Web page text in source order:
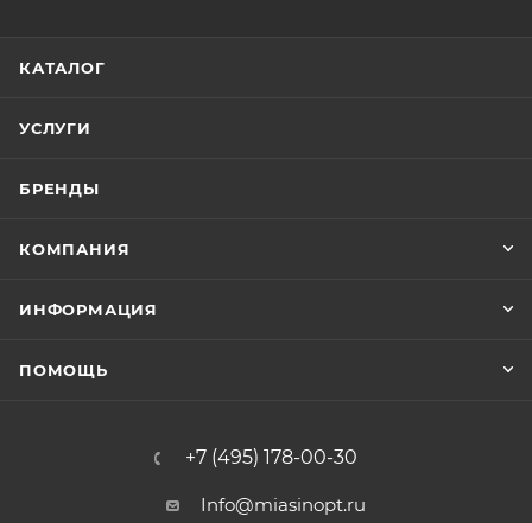
КАТАЛОГ
УСЛУГИ
БРЕНДЫ
КОМПАНИЯ
ИНФОРМАЦИЯ
ПОМОЩЬ
+7 (495) 178-00-30
Info@miasinopt.ru